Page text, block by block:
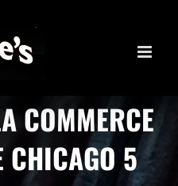
COMMERCE
CHICAGO 5